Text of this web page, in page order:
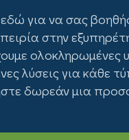
για να σας
στην
ολοκληρωμένες
λύσεις για κάθε
δωρεάν μια